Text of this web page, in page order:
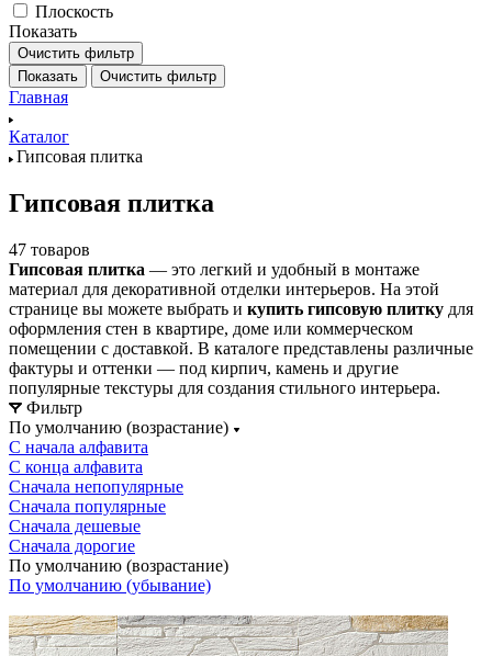
Плоскость
Показать
Очистить фильтр
Показать
Очистить фильтр
Главная
Каталог
Гипсовая плитка
Гипсовая плитка
47 товаров
Гипсовая плитка — это легкий и удобный в монтаже
материал для декоративной отделки интерьеров. На этой
странице вы можете выбрать и купить гипсовую плитку для
оформления стен в квартире, доме или коммерческом
помещении с доставкой. В каталоге представлены различные
фактуры и оттенки — под кирпич, камень и другие
популярные текстуры для создания стильного интерьера.
Фильтр
По умолчанию (возрастание)
С начала алфавита
С конца алфавита
Сначала непопулярные
Сначала популярные
Сначала дешевые
Сначала дорогие
По умолчанию (возрастание)
По умолчанию (убывание)